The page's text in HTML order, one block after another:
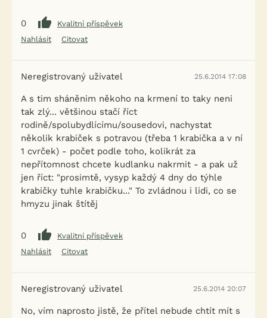
0
Kvalitní příspěvek
Nahlásit
Citovat
Neregistrovaný uživatel 25.6.2014 17:08
A s tim sháněnim někoho na krmení to taky neni
tak zlý... většinou stačí říct
rodině/spolubydlícímu/sousedovi, nachystat
několik krabiček s potravou (třeba 1 krabička a v ní
1 cvrček) - počet podle toho, kolikrát za
nepřítomnost chcete kudlanku nakrmit - a pak už
jen říct: "prosimtě, vysyp každý 4 dny do týhle
krabičky tuhle krabičku..." To zvládnou i lidi, co se
hmyzu jinak štítěj
0
Kvalitní příspěvek
Nahlásit
Citovat
Neregistrovaný uživatel 25.6.2014 20:07
No, vím naprosto jistě, že přítel nebude chtít mít s